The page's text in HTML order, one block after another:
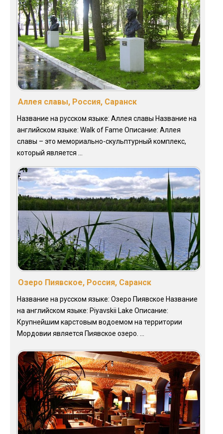
Аллея славы, Россия, Саранск
Название на русском языке: Аллея славы Название на
английском языке: Walk of Fame Описание: Аллея
славы – это мемориально-скульптурный комплекс,
который является ...
Озеро Пиявское, Россия, Саранск
Название на русском языке: Озеро Пиявское Название
на английском языке: Piyavskii Lake Описание:
Крупнейшим карстовым водоемом на территории
Мордовии является Пиявское озеро. ...